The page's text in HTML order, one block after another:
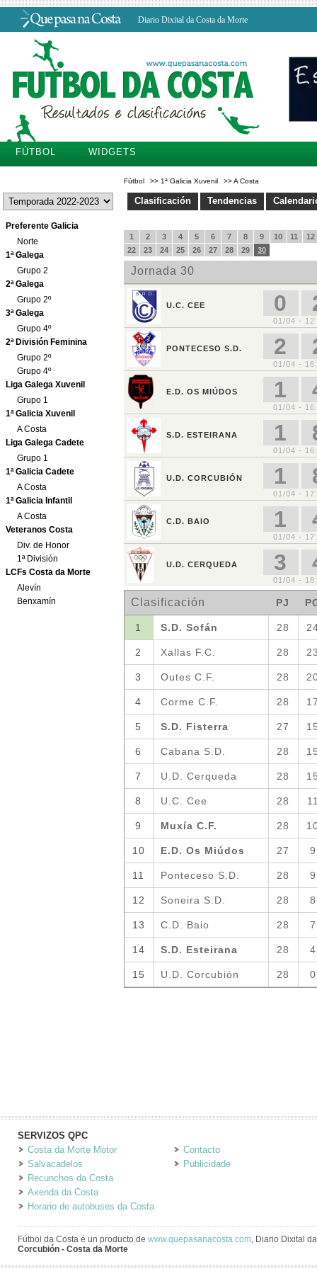
Diario Dixital da Costa da Morte
FÚTBOL WIDGETS
Preferente Galicia
Norte
1ª Galega
Grupo 2
2ª Galega
Grupo 2º
3ª Galega
Grupo 4º
2ª División Feminina
Grupo 2º
Grupo 4º
Liga Galega Xuvenil
Grupo 1
1ª Galicia Xuvenil
A Costa
Liga Galega Cadete
Grupo 1
1ª Galicia Cadete
A Costa
1ª Galicia Infantil
A Costa
Veteranos Costa
Div. de Honor
1ª División
LCFs Costa da Morte
Alevín
Benxamín
Fútbol >> 1ª Galicia Xuvenil >>A Costa
Clasificación Tendencias
SERVIZOS QPC
Costa da Morte Motor
Salvacadelos
Recunchos da Costa
Axenda da Costa
Horario de autobuses da Costa
Contacto
Publicidade
Fútbol da Costa é un producto de www.quepasanacosta.com, Diario Dixital
Corcubión - Costa da Morte